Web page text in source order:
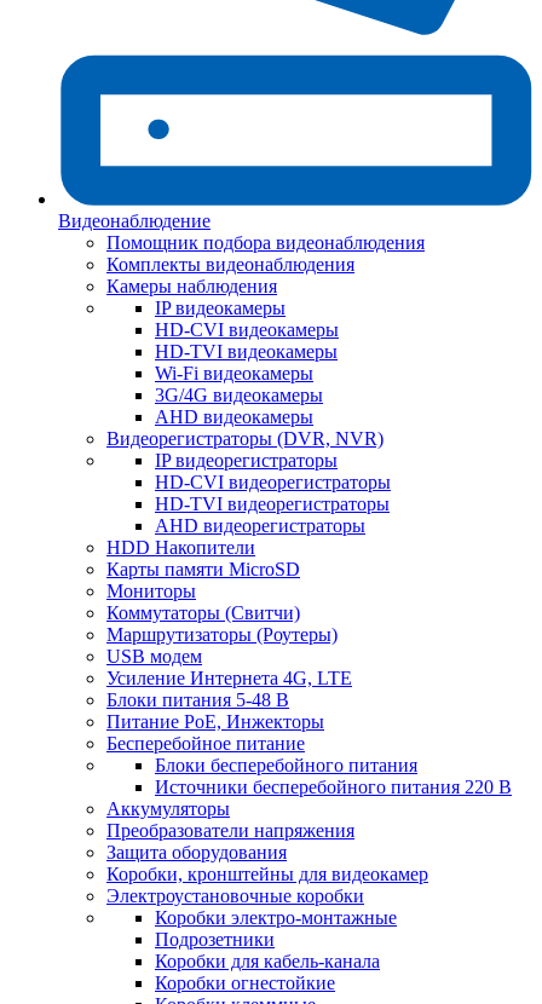
Видеонаблюдение
Помощник подбора видеонаблюдения
Комплекты видеонаблюдения
Камеры наблюдения
IP видеокамеры
HD-CVI видеокамеры
HD-TVI видеокамеры
Wi-Fi видеокамеры
3G/4G видеокамеры
AHD видеокамеры
Видеорегистраторы (DVR, NVR)
IP видеорегистраторы
HD-CVI видеорегистраторы
HD-TVI видеорегистраторы
AHD видеорегистраторы
HDD Накопители
Карты памяти MicroSD
Мониторы
Коммутаторы (Свитчи)
Маршрутизаторы (Роутеры)
USB модем
Усиление Интернета 4G, LTE
Блоки питания 5-48 В
Питание PoE, Инжекторы
Бесперебойное питание
Блоки бесперебойного питания
Источники бесперебойного питания 220 В
Аккумуляторы
Преобразователи напряжения
Защита оборудования
Коробки, кронштейны для видеокамер
Электроустановочные коробки
Коробки электро-монтажные
Подрозетники
Коробки для кабель-канала
Коробки огнестойкие